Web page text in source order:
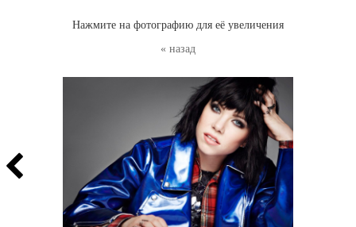
« назад
Нажмите на фотографию для её увеличения